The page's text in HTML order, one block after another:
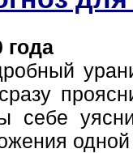
года
себе